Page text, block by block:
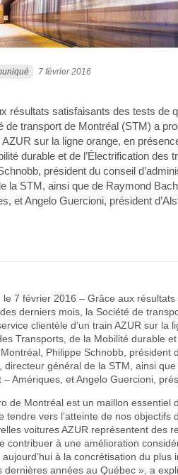
7 février 2016
résultats satisfaisants des tests de
de transport de Montréal (STM) a
AZUR sur la ligne orange, en
durable et de l’Électrification
président du conseil
la STM, ainsi que de Raymond
et Angelo Guercioni, président
le 7 février 2016 – Grâce aux
derniers mois, la Société de
clientèle d’un train AZUR sur la
Transports, de la Mobilité durable
Philippe Schnobb, président
directeur général de la STM, ainsi
– Amériques, et Angelo Guercioni,
de Montréal est un maillon essentiel
tendre vers l’atteinte de nos
voitures AZUR représentent des
contribuer à une amélioration
aujourd’hui à la concrétisation du
dernières années au Québec », a